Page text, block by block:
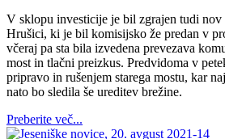
V sklopu investicije je bil zgrajen tudi nov
Hrušici, ki je bil komisijsko že predan v
včeraj pa sta bila izvedena prevezava
most in tlačni preizkus. Predvidoma v
pripravo in rušenjem starega mostu, kar
nato bo sledila še ureditev brežine.
Preberite več...